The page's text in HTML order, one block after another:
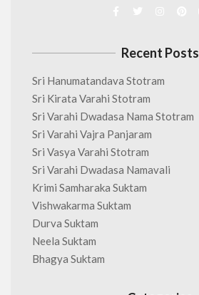
Recent Posts
Sri Hanumatandava Stotram
Sri Kirata Varahi Stotram
Sri Varahi Dwadasa Nama Stotram
Sri Varahi Vajra Panjaram
Sri Vasya Varahi Stotram
Sri Varahi Dwadasa Namavali
Krimi Samharaka Suktam
Vishwakarma Suktam
Durva Suktam
Neela Suktam
Bhagya Suktam